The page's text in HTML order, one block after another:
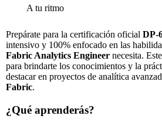
A tu ritmo
Prepárate para la certificación oficial DP-
intensivo y 100% enfocado en las
Fabric Analytics Engineer necesita.
para brindarte los conocimientos y la
destacar en proyectos de analítica
Fabric.
¿Qué aprenderás?